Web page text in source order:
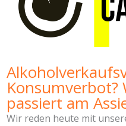
Konsumverbot?
passiert am
Wir reden heute mit